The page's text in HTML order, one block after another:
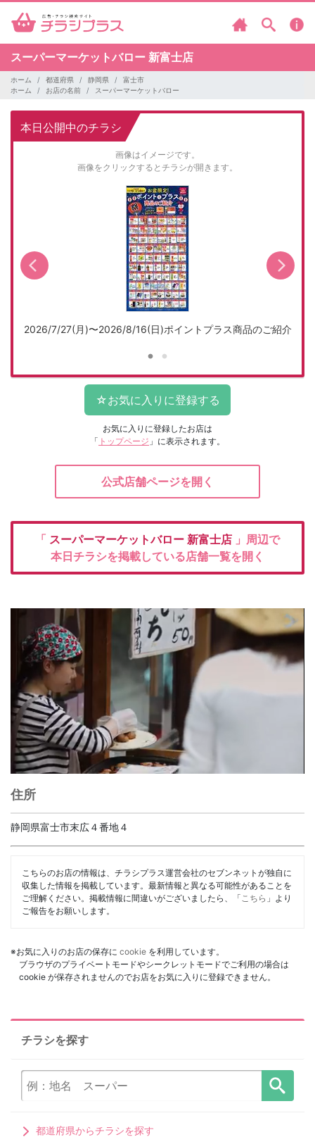
スーパーマーケットバロー 新富士店
ホーム 都道府県 静岡県
富士市
ホーム
お店の名前 スーパーマーケットバロー
本日公開中のチラシ
画像はイメージです。
画像をクリックするとチラシが開きます。
2026/7/27(月)〜2026/8/16(日)ポイントプラス商品のご紹介
お気に入りに登録したお店は
「 トップページ 」に表示されます。
公式店舗ページを開く
「 スーパーマーケットバロー 新富士店 」周辺で
本日チラシを掲載している店舗一覧を開く
住所
静岡県富士市末広４番地４
こちらのお店の情報は、チラシプラス運営会社のセブンネットが独自に
収集した情報を掲載しています。最新情報と異なる可能性があることを
ご理解ください。掲載情報に間違いがございましたら、「 こちら 」より
ご報告をお願いします。
※お気に入りのお店の保存に cookie を利用しています。
ブラウザのプライベートモードやシークレットモードでご利用の場合は
cookie が保存されませんのでお店をお気に入りに登録できません。
チラシを探す
都道府県からチラシを探す